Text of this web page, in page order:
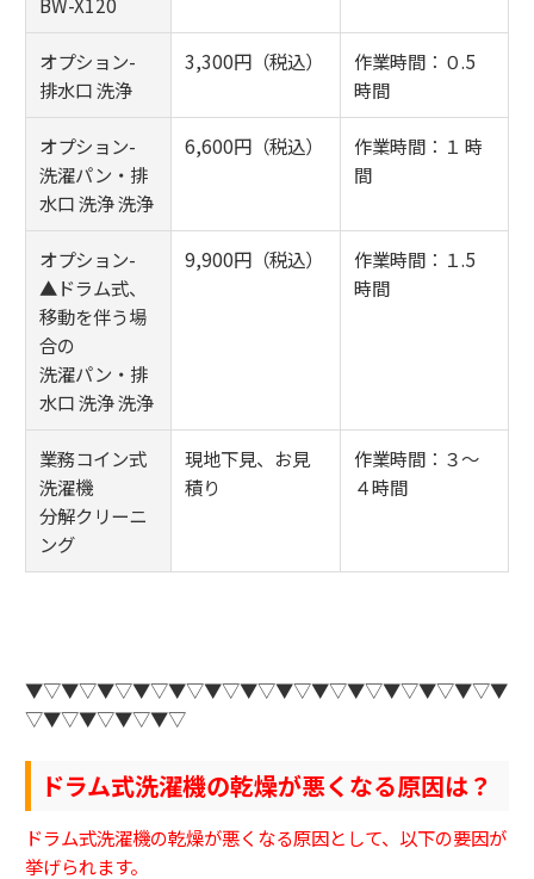
オプション-
排水口 洗浄
3,300円（税込）
作業時間：０.5
時間
オプション-
洗濯パン・排
水口 洗浄 洗浄
6,600円（税込）
作業時間：１ 時
間
オプション-
▲ドラム式、
移動を伴う場
合の
洗濯パン・排
水口 洗浄 洗浄
9,900円（税込）
作業時間：１.5
時間
業務コイン式
洗濯機
分解クリーニ
ング
現地下見、お見
積り
作業時間：３～
４時間
▼▽▼▽▼▽▼▽▼▽▼▽▼▽▼▽▼▽▼▽▼▽▼▽▼▽▼
▽▼▽▼▽▼▽▼▽
ドラム式洗濯機の乾燥が悪くなる原因は？
ドラム式洗濯機の乾燥が悪くなる原因として、以下の要因が
挙げられます。